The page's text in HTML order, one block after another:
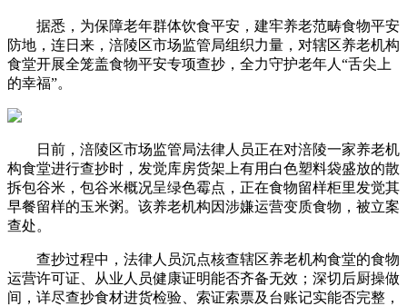
据悉，为保障老年群体饮食平安，建牢养老范畴食物平安
防地，连日来，涪陵区市场监管局组织力量，对辖区养老机构
食堂开展全笼盖食物平安专项查抄，全力守护老年人“舌尖上
的幸福”。
日前，涪陵区市场监管局法律人员正在对涪陵一家养老机
构食堂进行查抄时，发觉库房货架上有用白色塑料袋盛放的散
拆包谷米，包谷米概况呈绿色霉点，正在食物留样柜里发觉其
早餐留样的玉米粥。该养老机构因涉嫌运营变质食物，被立案
查处。
查抄过程中，法律人员沉点核查辖区养老机构食堂的食物
运营许可证、从业人员健康证明能否齐备无效；深切后厨操做
间，详尽查抄食材进货检验、索证索票及台账记实能否完整，